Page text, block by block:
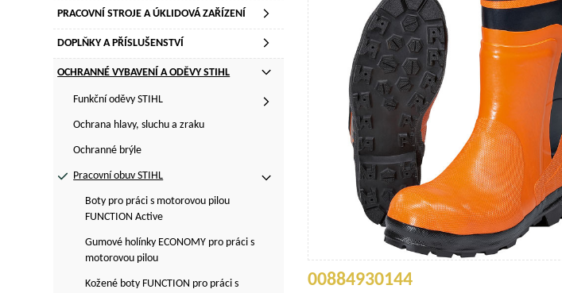
PRACOVNÍ STROJE A ÚKLIDOVÁ ZAŘÍZENÍ
DOPLŇKY A PŘÍSLUŠENSTVÍ
OCHRANNÉ VYBAVENÍ A ODĚVY STIHL
Funkční oděvy STIHL
Ochrana hlavy, sluchu a zraku
Ochranné brýle
Pracovní obuv STIHL
Boty pro práci s motorovou pilou
FUNCTION Active
Gumové holínky ECONOMY pro práci s
motorovou pilou
Kožené boty FUNCTION pro práci s
00884930144